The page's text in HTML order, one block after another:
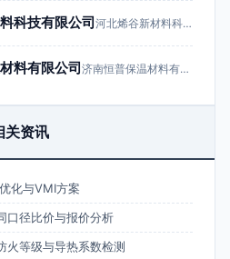
科技有限公司 河北烯谷新材料科技有限公司成立于…
料有限公司 济南恒普保温材料有限公司成立于2…
关资讯
化与VMI方案
口径比价与报价分析
火等级与导热系数检测